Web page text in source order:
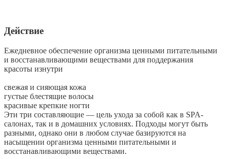
Действие
Ежедневное обеспечение организма ценными питательными
и восстанавливающими веществами для поддержания
красоты изнутри
свежая и сияющая кожа
густые блестящие волосы
красивые крепкие ногти
Эти три составляющие — цель ухода за собой как в SPA-
салонах, так и в домашних условиях. Подходы могут быть
разными, однако они в любом случае базируются на
насыщении организма ценными питательными и
восстанавливающими веществами.